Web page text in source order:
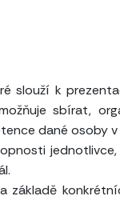
slouží k
sbírat,
dané osoby
základě